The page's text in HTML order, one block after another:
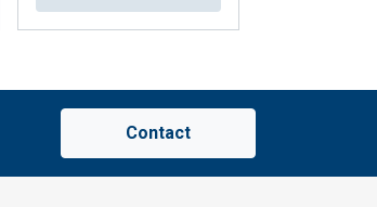
Contact